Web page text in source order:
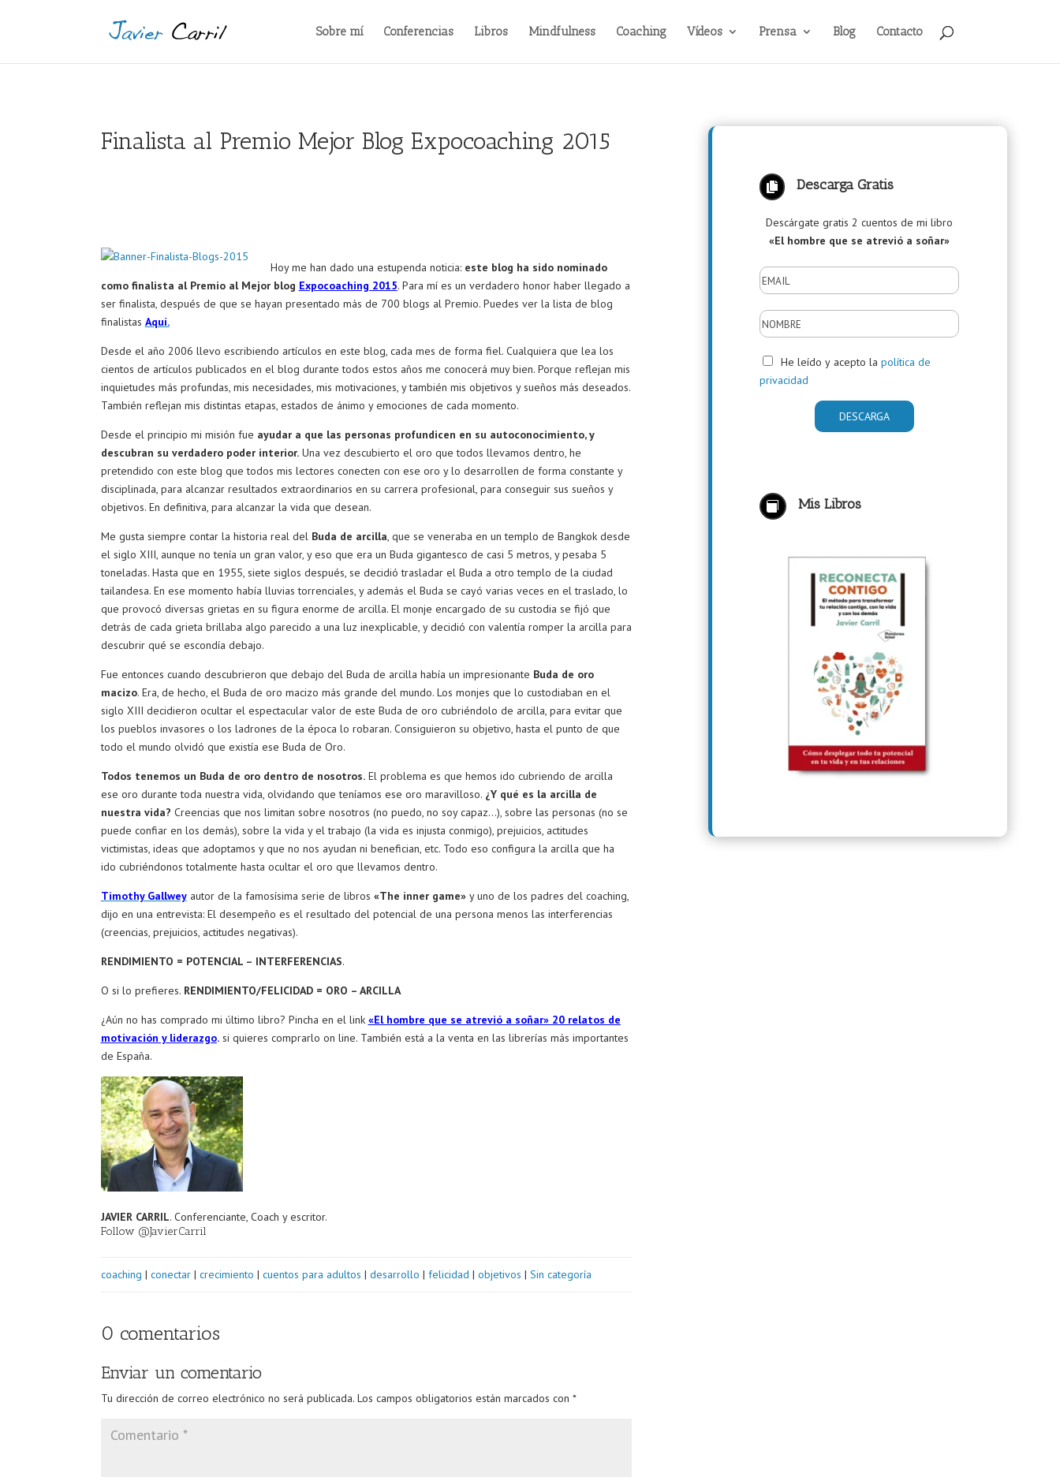
Sobre mí Conferencias Libros Mindfulness Coaching Vídeos Prensa Blog Contacto
Finalista al Premio Mejor Blog Expocoaching 2015
Hoy me han dado una estupenda noticia: este blog ha sido nominado
como finalista al Premio al Mejor blog Expocoaching 2015. Para mí es un verdadero honor haber llegado a
ser finalista, después de que se hayan presentado más de 700 blogs al Premio. Puedes ver la lista de blog
finalistas Aquí.
Desde el año 2006 llevo escribiendo artículos en este blog, cada mes de forma fiel. Cualquiera que lea los
cientos de artículos publicados en el blog durante todos estos años me conocerá muy bien. Porque reflejan mis
inquietudes más profundas, mis necesidades, mis motivaciones, y también mis objetivos y sueños más deseados.
También reflejan mis distintas etapas, estados de ánimo y emociones de cada momento.
Desde el principio mi misión fue ayudar a que las personas profundicen en su autoconocimiento, y
descubran su verdadero poder interior.Una vez descubierto el oro que todos llevamos dentro, he
pretendido con este blog que todos mis lectores conecten con ese oro y lo desarrollen de forma constante y
disciplinada, para alcanzar resultados extraordinarios en su carrera profesional, para conseguir sus sueños y
objetivos. En definitiva, para alcanzar la vida que desean.
Me gusta siempre contar la historia real del Buda de arcilla, que se veneraba en un templo de Bangkok desde
el siglo XIII, aunque no tenía un gran valor, y eso que era un Buda gigantesco de casi 5 metros, y pesaba 5
toneladas. Hasta que en 1955, siete siglos después, se decidió trasladar el Buda a otro templo de la ciudad
tailandesa. En ese momento había lluvias torrenciales, y además el Buda se cayó varias veces en el traslado, lo
que provocó diversas grietas en su figura enorme de arcilla. El monje encargado de su custodia se fijó que
detrás de cada grieta brillaba algo parecido a una luz inexplicable, y decidió con valentía romper la arcilla para
descubrir qué se escondía debajo.
Fue entonces cuando descubrieron que debajo del Buda de arcilla había un impresionante Buda de oro
macizo. Era, de hecho, el Buda de oro macizo más grande del mundo. Los monjes que lo custodiaban en el
siglo XIII decidieron ocultar el espectacular valor de este Buda de oro cubriéndolo de arcilla, para evitar que
los pueblos invasores o los ladrones de la época lo robaran. Consiguieron su objetivo, hasta el punto de que
todo el mundo olvidó que existía ese Buda de Oro.
Todos tenemos un Buda de oro dentro de nosotros.El problema es que hemos ido cubriendo de arcilla
ese oro durante toda nuestra vida, olvidando que teníamos ese oro maravilloso. ¿Y qué es la arcilla de
nuestra vida? Creencias que nos limitan sobre nosotros (no puedo, no soy capaz…), sobre las personas (no se
puede confiar en los demás), sobre la vida y el trabajo (la vida es injusta conmigo), prejuicios, actitudes
victimistas, ideas que adoptamos y que no nos ayudan ni benefician, etc. Todo eso configura la arcilla que ha
ido cubriéndonos totalmente hasta ocultar el oro que llevamos dentro.
Timothy Gallweyautor de la famosísima serie de libros «The inner game» y uno de los padres del coaching,
dijo en una entrevista: El desempeño es el resultado del potencial de una persona menos las interferencias
(creencias, prejuicios, actitudes negativas).
RENDIMIENTO = POTENCIAL – INTERFERENCIAS.
O si lo prefieres. RENDIMIENTO/FELICIDAD = ORO – ARCILLA
¿Aún no has comprado mi último libro? Pincha en el link «El hombre que se atrevió a soñar» 20 relatos de
motivación y liderazgo.si quieres comprarlo on line. También está a la venta en las librerías más importantes
de España.
JAVIER CARRIL. Conferenciante, Coach y escritor.
Follow @JavierCarril
coaching | conectar| crecimiento | cuentos para adultos | desarrollo | felicidad | objetivos | Sin categoría
0 comentarios
Enviar un comentario
Tu dirección de correo electrónico no será publicada. Los campos obligatorios están marcados con *
 Descarga Gratis
Descárgate gratis 2 cuentos de mi libro
«El hombre que se atrevió a soñar»
He leído y acepto lapolítica de
privacidad
 Mis Libros